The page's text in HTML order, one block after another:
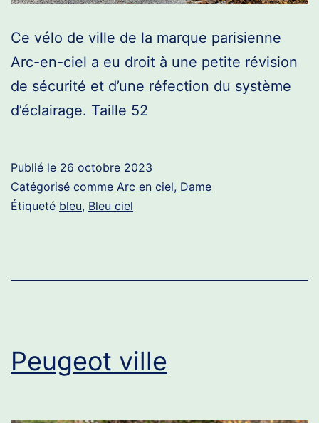
Ce vélo de ville de la marque parisienne
Arc-en-ciel a eu droit à une petite révision
de sécurité et d’une réfection du système
d’éclairage. Taille 52
Publié le 26 octobre 2023
Catégorisé comme Arc en ciel, Dame
Étiqueté bleu, Bleu ciel
Peugeot ville